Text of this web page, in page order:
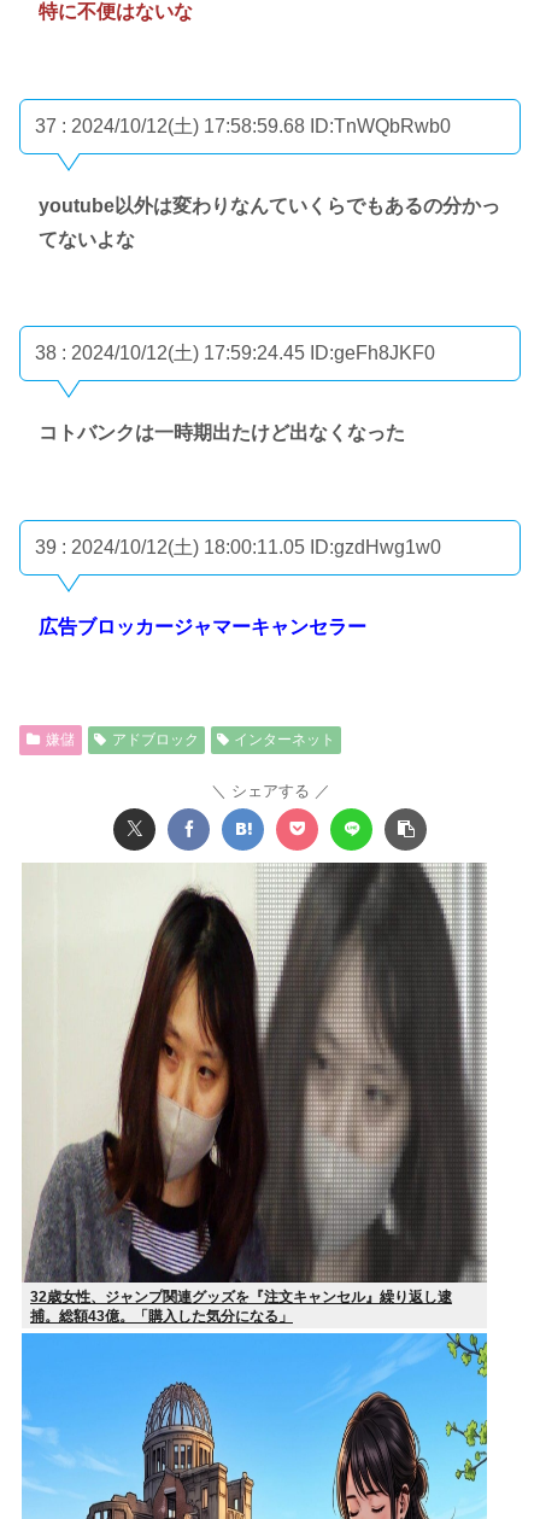
特に不便はないな
37 : 2024/10/12(土) 17:58:59.68 ID:TnWQbRwb0
youtube以外は変わりなんていくらでもあるの分かっ
てないよな
38 : 2024/10/12(土) 17:59:24.45 ID:geFh8JKF0
コトバンクは一時期出たけど出なくなった
39 : 2024/10/12(土) 18:00:11.05 ID:gzdHwg1w0
広告ブロッカージャマーキャンセラー
嫌儲 アドブロック インターネット
シェアする
32歳女性、ジャンプ関連グッズを『注文キャンセル』繰り返し逮
捕。総額43億。「購入した気分になる」